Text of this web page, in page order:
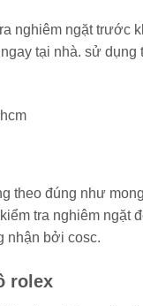
nghiêm ngặt trước
tại nhà. sử dụng
theo đúng như
tra nghiêm ngặt
nhận bởi cosc.
rolex